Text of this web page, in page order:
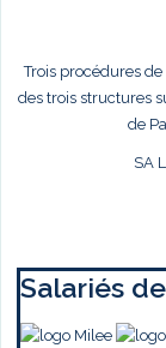
Trois procédures
des trois structures
de
SA
Salariés